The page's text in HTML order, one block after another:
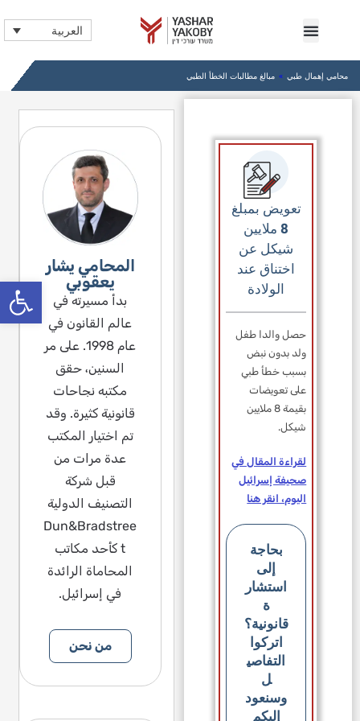
العربية
محامي إهمال طبي » مبالغ مطالبات الخطأ الطبي
تعويض بمبلغ
8 ملايين
شيكل عن
اختناق عند
الولادة
حصل والدا طفل
ولد بدون نبض
بسبب خطأ طبي
على تعويضات
بقيمة 8 ملايين
شيكل.
لقراءة المقال في
صحيفة إسرائيل
اليوم، انقر هنا
بحاجة
إلى
استشار
ة
قانونية؟
اتركوا
التفاصي
ل
وسنعود
إليكم
المحامي يشار
يعقوبي
بدأ مسيرته في
عالم القانون في
عام 1998. على مر
السنين، حقق
مكتبه نجاحات
قانونية كثيرة. وقد
تم اختيار المكتب
عدة مرات من
قبل شركة
التصنيف الدولية
Dun&Bradstree
t كأحد مكاتب
المحاماة الرائدة
في إسرائيل.
من نحن